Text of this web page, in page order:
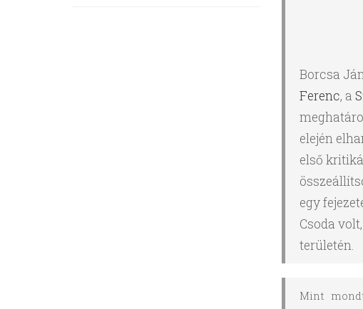
Borcsa
Ferenc, a
elején
első
egy
Csoda
területén.
Mint